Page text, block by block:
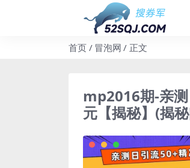
首页 冒泡网 正文
mp2016期-亲
元【揭秘】(揭